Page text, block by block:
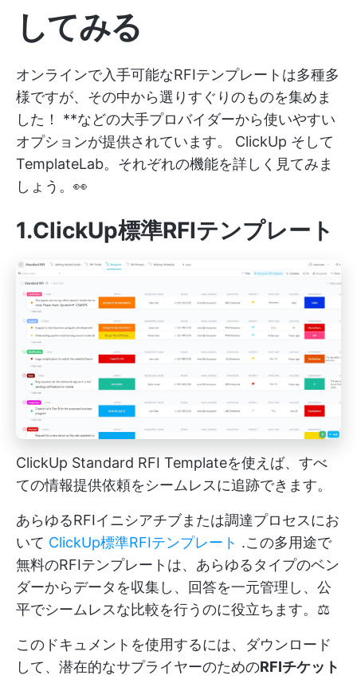
してみる
オンラインで入手可能なRFIテンプレートは多種多
様ですが、その中から選りすぐりのものを集めま
した！ **などの大手プロバイダーから使いやすい
オプションが提供されています。 ClickUp そして
TemplateLab。それぞれの機能を詳しく見てみま
しょう。👀
1.ClickUp標準RFIテンプレート
ClickUp Standard RFI Templateを使えば、すべ
ての情報提供依頼をシームレスに追跡できます。
あらゆるRFIイニシアチブまたは調達プロセスにお
いて ClickUp標準RFIテンプレート .この多用途で
無料のRFIテンプレートは、あらゆるタイプのベン
ダーからデータを収集し、回答を一元管理し、公
平でシームレスな比較を行うのに役立ちます。⚖️
このドキュメントを使用するには、ダウンロード
して、潜在的なサプライヤーのためのRFIチケット